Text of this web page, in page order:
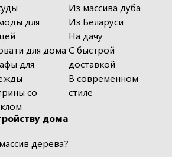
для
для дома
для
со
Из массива дуба
Из Беларуси
На дачу
С быстрой
доставкой
В современном
стиле
дома
дерева?